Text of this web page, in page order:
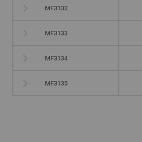
MF3132
MF3133
MF3134
MF3135